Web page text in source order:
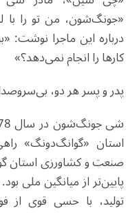
«جونگ‌شون، من تو را با
درباره این ماجرا نوشت:
کارها را انجام نمی‌دهد؟»
پدر و پسر هر دو،
استان «گوانگ‌دونگ»
پایین‌تر از میانگین ملی
تولید، با حسی قوی